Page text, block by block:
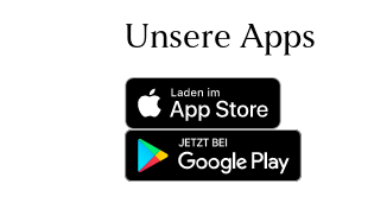
Unsere Apps